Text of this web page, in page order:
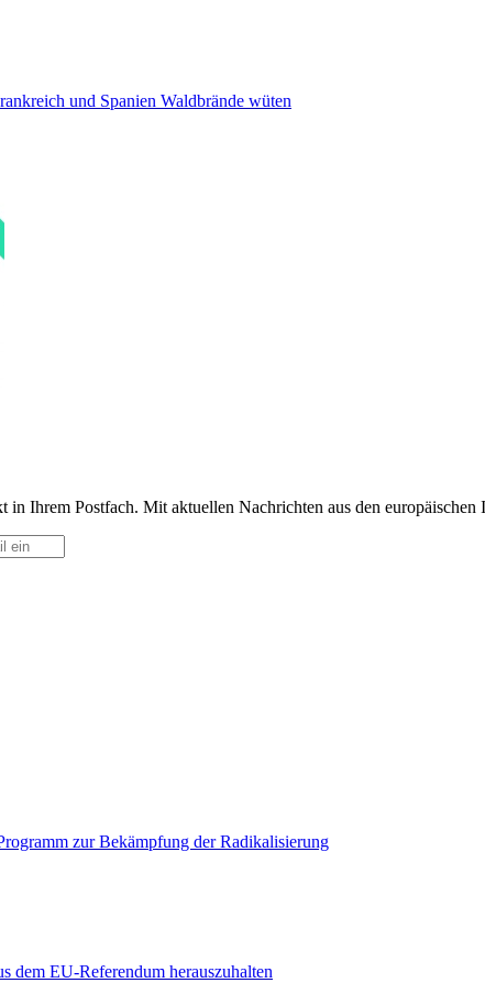
und Spanien Waldbrände wüten
Ihrem Postfach. Mit aktuellen Nachrichten aus den
zur Bekämpfung der Radikalisierung
dem EU-Referendum herauszuhalten